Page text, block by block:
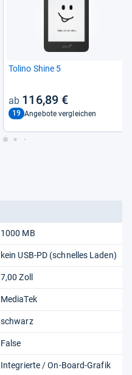
Tolino Shine 5
116,89 €
19 Angebote vergleichen
1000 MB
kein USB-PD (schnelles Laden)
7,00 Zoll
MediaTek
schwarz
False
Integrierte / On-Board-Grafik